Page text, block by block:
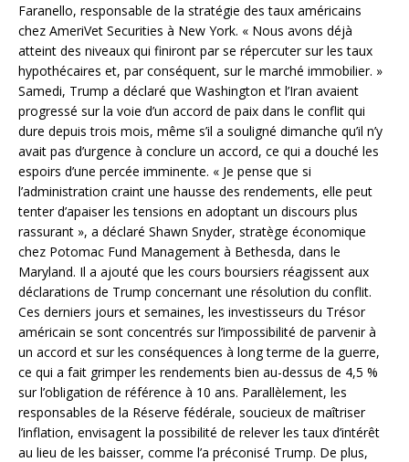
Faranello, responsable de la stratégie des taux américains
chez AmeriVet Securities à New York. « Nous avons déjà
atteint des niveaux qui finiront par se répercuter sur les taux
hypothécaires et, par conséquent, sur le marché immobilier. »
Samedi, Trump a déclaré que Washington et l’Iran avaient
progressé sur la voie d’un accord de paix dans le conflit qui
dure depuis trois mois, même s’il a souligné dimanche qu’il n’y
avait pas d’urgence à conclure un accord, ce qui a douché les
espoirs d’une percée imminente. « Je pense que si
l’administration craint une hausse des rendements, elle peut
tenter d’apaiser les tensions en adoptant un discours plus
rassurant », a déclaré Shawn Snyder, stratège économique
chez Potomac Fund Management à Bethesda, dans le
Maryland. Il a ajouté que les cours boursiers réagissent aux
déclarations de Trump concernant une résolution du conflit.
Ces derniers jours et semaines, les investisseurs du Trésor
américain se sont concentrés sur l’impossibilité de parvenir à
un accord et sur les conséquences à long terme de la guerre,
ce qui a fait grimper les rendements bien au-dessus de 4,5 %
sur l’obligation de référence à 10 ans. Parallèlement, les
responsables de la Réserve fédérale, soucieux de maîtriser
l’inflation, envisagent la possibilité de relever les taux d’intérêt
au lieu de les baisser, comme l’a préconisé Trump. De plus,